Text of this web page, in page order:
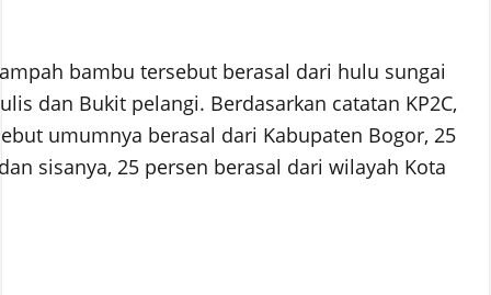
bambu tersebut berasal dari hulu sungai
dan Bukit pelangi. Berdasarkan catatan KP2C,
umumnya berasal dari Kabupaten Bogor, 25
sisanya, 25 persen berasal dari wilayah Kota